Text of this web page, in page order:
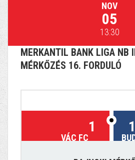
NOV
05
13:30
MERKANTIL BANK LIGA NB
MÉRKŐZÉS 16. FORDULÓ
1
VÁC FC
1